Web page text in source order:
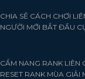
CHIA SẺ CÁCH CHƠI
NGƯỜI MỚI BẮT ĐẦU
CẨM NANG RANK LIÊN
RESET RANK MÙA GIẢI